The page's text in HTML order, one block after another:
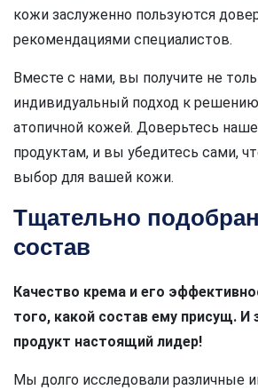
кожи заслуженно пользуются
рекомендациями специалистов.
Вместе с нами, вы получите не
индивидуальный подход к
атопичной кожей. Доверьтесь
продуктам, и вы убедитесь сами,
выбор для вашей кожи.
Тщательно
состав
Качество крема и его
того, какой состав ему присущ. И
продукт настоящий лидер!
Мы долго исследовали различные